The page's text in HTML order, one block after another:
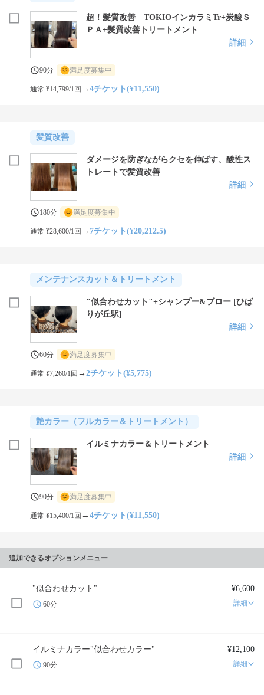
超！髪質改善 TOKIOインカラミTr+炭酸Ｓ
ＰＡ+髪質改善トリートメント
詳細
90分 満足度募集中
通常 ¥14,799/1回 →4チケット(¥11,550)
髪質改善
ダメージを防ぎながらクセを伸ばす、酸性ス
トレートで髪質改善
詳細
180分 満足度募集中
通常 ¥28,600/1回 →7チケット(¥20,212.5)
メンテナンスカット＆トリートメント
"似合わせカット"+シャンプー&ブロー [ひば
りが丘駅]
詳細
60分 満足度募集中
通常 ¥7,260/1回 →2チケット(¥5,775)
艶カラー（フルカラー＆トリートメント）
イルミナカラー＆トリートメント
詳細
90分 満足度募集中
通常 ¥15,400/1回 →4チケット(¥11,550)
追加できるオプションメニュー
"似合わせカット" ¥6,600
60分 詳細
イルミナカラー"似合わせカラー" ¥12,100
90分 詳細